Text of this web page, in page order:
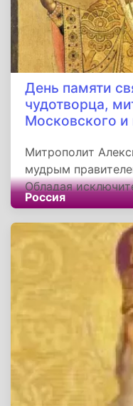
День памяти
чудотворца,
Московского и
Митрополит
мудрым
Обладая
способностями,
Московского
князьях. В 1366
каменного
Содействовал
Владимирское
московскими
Россия